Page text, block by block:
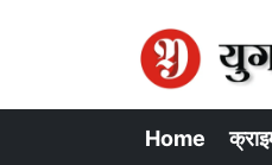
Home